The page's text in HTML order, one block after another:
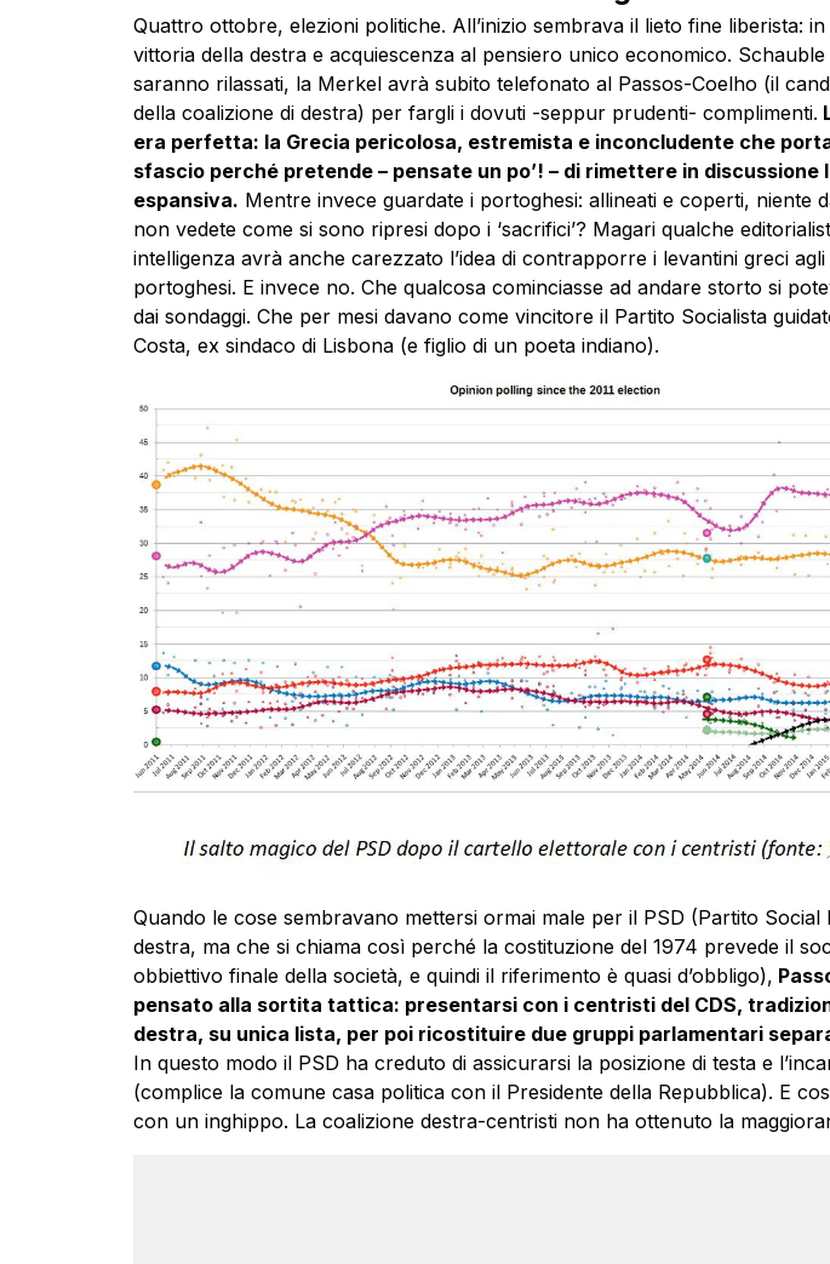
Quattro ottobre, elezioni politiche. All’inizio sembrava il lieto fine liberista:
vittoria della destra e acquiescenza al pensiero unico economico. Schauble
saranno rilassati, la Merkel avrà subito telefonato al Passos-Coelho (il
della coalizione di destra) per fargli i dovuti -seppur prudenti- complimenti.
era perfetta: la Grecia pericolosa, estremista e inconcludente che
sfascio perché pretende – pensate un po’! – di rimettere in discussione
espansiva. Mentre invece guardate i portoghesi: allineati e coperti, niente
non vedete come si sono ripresi dopo i ‘sacrifici’? Magari qualche
intelligenza avrà anche carezzato l’idea di contrapporre i levantini greci agli
portoghesi. E invece no. Che qualcosa cominciasse ad andare storto si
dai sondaggi. Che per mesi davano come vincitore il Partito Socialista
Costa, ex sindaco di Lisbona (e figlio di un poeta indiano).
Quando le cose sembravano mettersi ormai male per il PSD (Partito Social
destra, ma che si chiama così perché la costituzione del 1974 prevede il
obbiettivo finale della società, e quindi il riferimento è quasi d’obbligo),
pensato alla sortita tattica: presentarsi con i centristi del CDS,
destra, su unica lista, per poi ricostituire due gruppi parlamentari
In questo modo il PSD ha creduto di assicurarsi la posizione di testa e
(complice la comune casa politica con il Presidente della Repubblica). E
con un inghippo. La coalizione destra-centristi non ha ottenuto la